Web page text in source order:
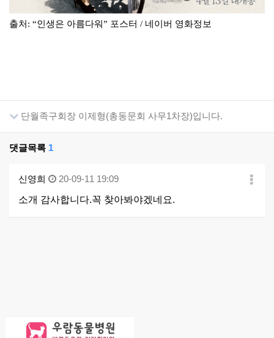
출처 : “인생은 아름다워” 포스터 / 네이버 영화정보
단월족구회장 이제형(총동문회 사무1차장)입니다.
댓글목록 1
신영희 20-09-11 19:09
소개 감사합니다.꼭 찾아봐야겠네요.